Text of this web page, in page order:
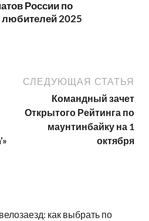
России по
любителей 2025
СЛЕДУЮЩАЯ СТАТЬЯ
Командный зачет
Открытого Рейтинга по
маунтинбайку на 1
октября
как выбрать по